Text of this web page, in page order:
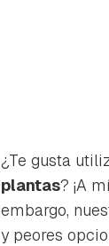
¿Te gusta
plantas? ¡A
embargo,
y peores